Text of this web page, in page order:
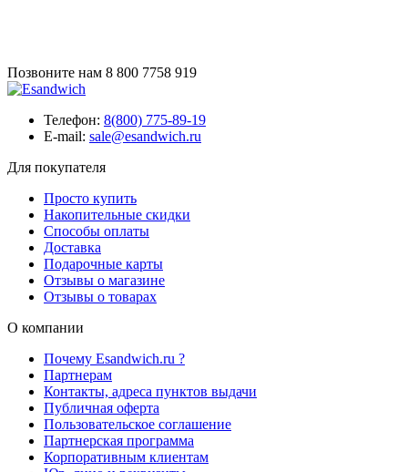
Позвоните нам 8 800 7758 919
Телефон: 8(800) 775-89-19
E-mail: sale@esandwich.ru
Для покупателя
Просто купить
Накопительные скидки
Способы оплаты
Доставка
Подарочные карты
Отзывы о магазине
Отзывы о товарах
О компании
Почему Esandwich.ru ?
Партнерам
Контакты, адреса пунктов выдачи
Публичная оферта
Пользовательское соглашение
Партнерская программа
Корпоративным клиентам